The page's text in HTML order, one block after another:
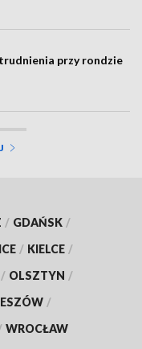
przy rondzie
/ GDAŃSK /
/ KIELCE /
/ OLSZTYN /
/
WROCŁAW